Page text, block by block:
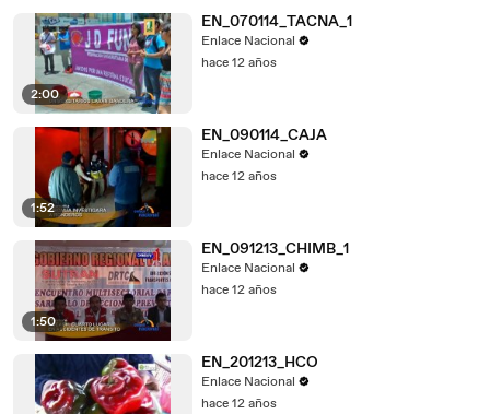
2:00
EN_070114_TACNA_1
Enlace Nacional
hace 12 años
1:52
EN_090114_CAJA
Enlace Nacional
hace 12 años
1:50
EN_091213_CHIMB_1
Enlace Nacional
hace 12 años
EN_201213_HCO
Enlace Nacional
hace 12 años